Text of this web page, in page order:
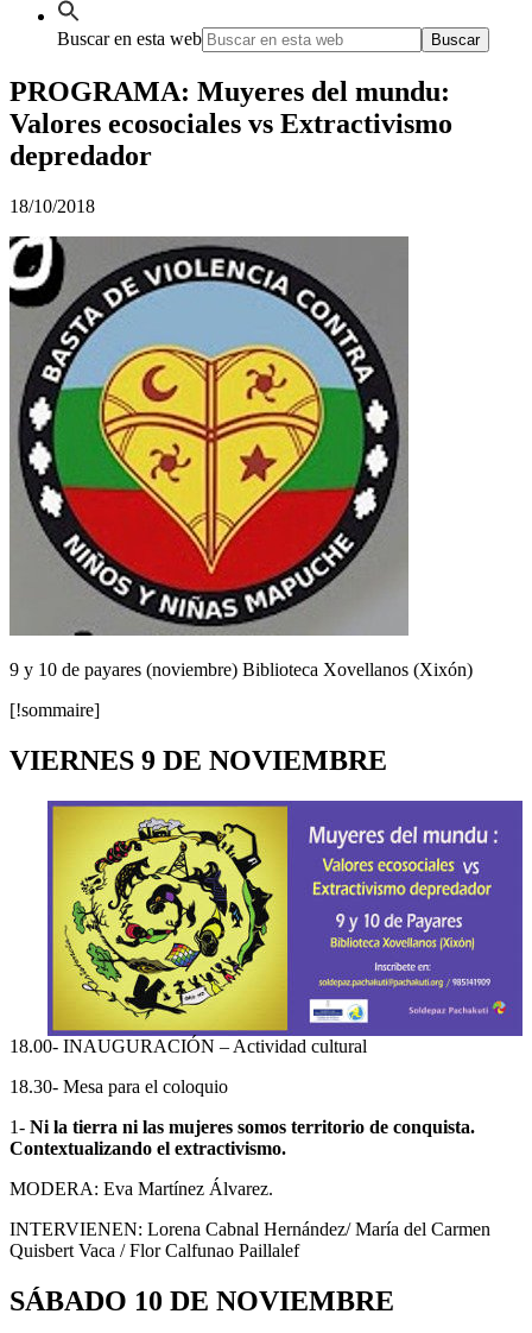
Buscar en esta web
PROGRAMA: Muyeres del mundu:
Valores ecosociales vs Extractivismo
depredador
18/10/2018
9 y 10 de payares (noviembre) Biblioteca Xovellanos (Xixón)
[!sommaire]
VIERNES 9 DE NOVIEMBRE
18.00- INAUGURACIÓN – Actividad cultural
18.30- Mesa para el coloquio
1- Ni la tierra ni las mujeres somos territorio de conquista.
Contextualizando el extractivismo.
MODERA: Eva Martínez Álvarez.
INTERVIENEN: Lorena Cabnal Hernández/ María del Carmen
Quisbert Vaca / Flor Calfunao Paillalef
SÁBADO 10 DE NOVIEMBRE